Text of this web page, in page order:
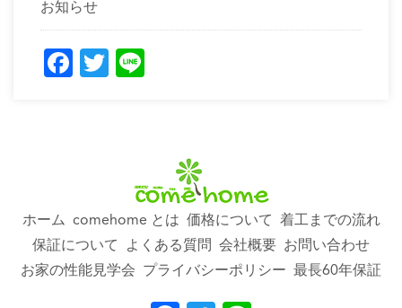
お知らせ
Facebook
Twitter
ホーム comehome とは 価格について
着工までの流れ
保証について
よくある質問 会社概要 お問い合わせ
お家の性能見学会
プライバシーポリシー 最長60年保証